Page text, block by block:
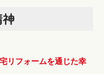
リフォームを通じた幸